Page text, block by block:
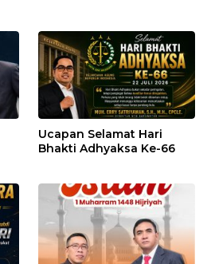
Ucapan Selamat Hari
Bhakti Adhyaksa Ke-66